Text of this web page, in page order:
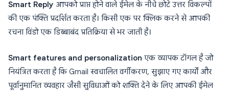
Smart Reply आपको प्राप्त होने वाले ईमेल के नीचे छोटे उत्तर विकल्पों
की एक पंक्ति प्रदर्शित करता है। किसी एक पर क्लिक करने से आपकी
रचना विंडो एक डिब्बाबंद प्रतिक्रिया से भर जाती है।
Smart features and personalization एक व्यापक टॉगल है जो
नियंत्रित करता है कि Gmail स्वचालित वर्गीकरण, सुझाए गए कार्यों और
पूर्वानुमानित व्यवहार जैसी सुविधाओं को शक्ति देने के लिए आपकी ईमेल